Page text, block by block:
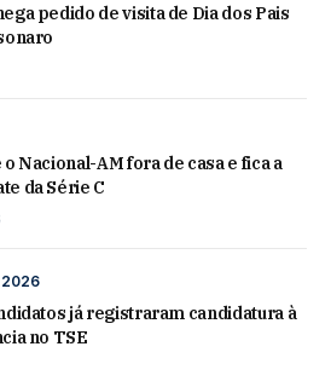
pedido de visita de Dia dos Pais
o Nacional-AM fora de casa e fica a
da Série C
2026
já registraram candidatura à
no TSE